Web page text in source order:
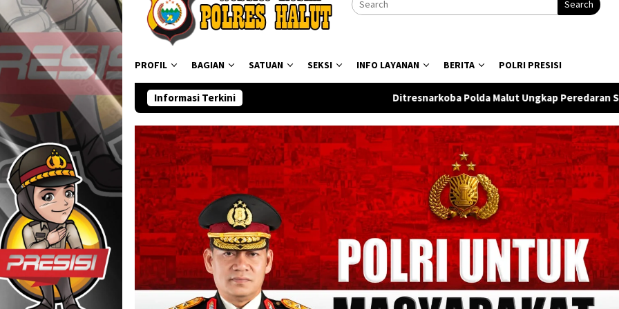
Search
PROFIL BAGIAN SATUAN SEKSI INFO LAYANAN BERITA POLRI PRESISI
Informasi Terkini Ditresnarkoba Polda Malut Ungkap Peredaran Sabu di Halmahera Tengah,